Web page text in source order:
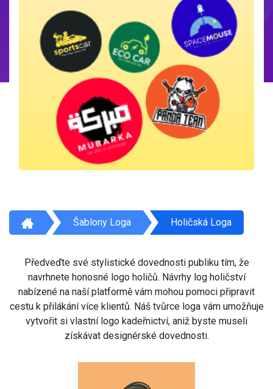
Šablony Loga Holičská Loga
Předveďte své stylistické dovednosti publiku tím, že
navrhnete honosné logo holičů. Návrhy log holičství
nabízené na naší platformě vám mohou pomoci připravit
cestu k přilákání více klientů. Náš tvůrce loga vám umožňuje
vytvořit si vlastní logo kadeřnictví, aniž byste museli
získávat designérské dovednosti.